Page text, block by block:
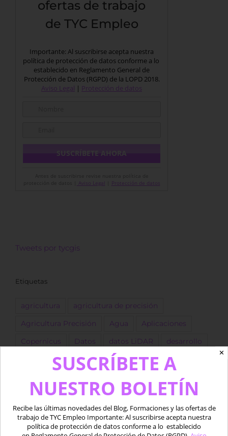
ofertas de trabajo
de TYC Empleo
Importante: Al suscribirse acepta nuestra
política de protección de datos conforme a lo
establecido en Reglamento General de
Protección de Datos (RGPD) de la LOPD 2018.
Aviso Legal | Protección de datos
Aviso Legal Protección de datos
Tweets por tycgis
Etiquetas
agricultura agricultura de precisión
Agricultura Precisión Agua Aplicaciones
Copernicus Datos datos LiDAR desarrollo
Descarga dron Drones empleo
golf
Google Earth Engine IA Imágenes
Imágenes satélite ingeniero Landsat
LIDAR marino Medio acuático Oferta
✕
SUSCRÍBETE A
NUESTRO BOLETÍN
Recibe las últimas novedades del Blog, Formaciones y las ofertas de
trabajo de TYC Empleo Importante: Al suscribirse acepta nuestra
política de protección de datos conforme a lo establecido